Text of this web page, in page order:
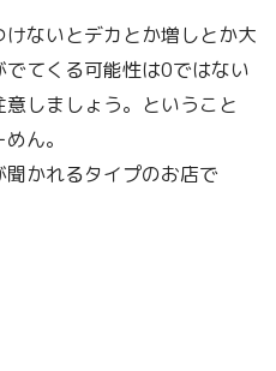
ないとデカとか増しとか大
てくる可能性は0ではない
しましょう。ということ
ん。
かれるタイプのお店で